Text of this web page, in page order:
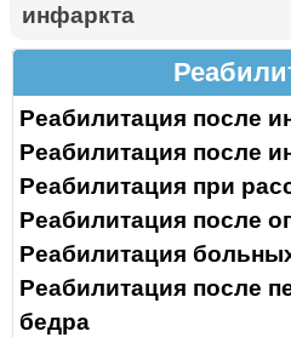
инфаркта
Реабилитация после
Реабилитация после
Реабилитация при
Реабилитация после
Реабилитация
Реабилитация после
бедра